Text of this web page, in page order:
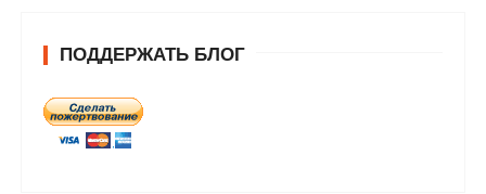
ПОДДЕРЖАТЬ БЛОГ